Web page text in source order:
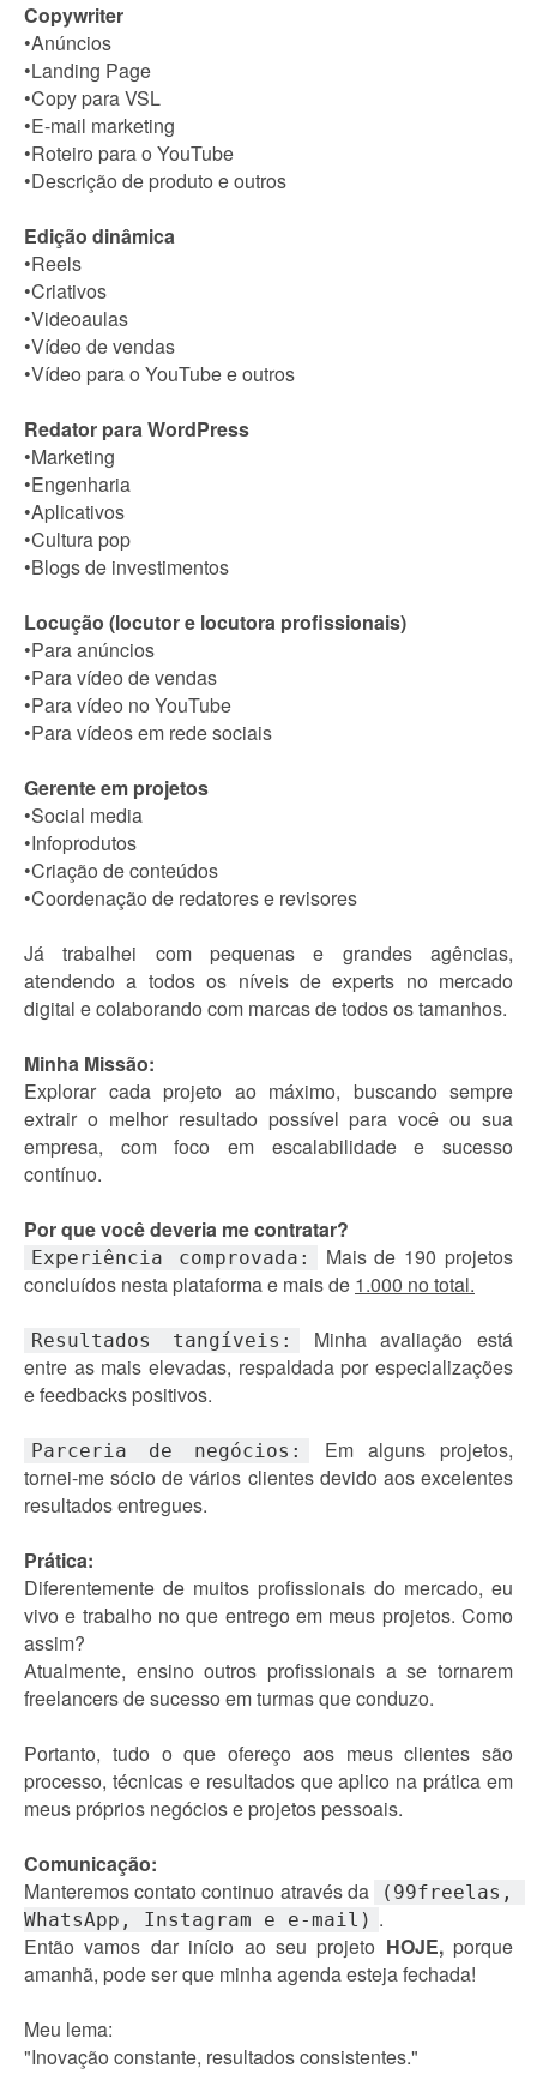
Copywriter
•Anúncios
•Landing Page
•Copy para VSL
•E-mail marketing
•Roteiro para o YouTube
•Descrição de produto e outros
Edição dinâmica
•Reels
•Criativos
•Videoaulas
•Vídeo de vendas
•Vídeo para o YouTube e outros
Redator para WordPress
•Marketing
•Engenharia
•Aplicativos
•Cultura pop
•Blogs de investimentos
Locução (locutor e locutora profissionais)
•Para anúncios
•Para vídeo de vendas
•Para vídeo no YouTube
•Para vídeos em rede sociais
Gerente em projetos
•Social media
•Infoprodutos
•Criação de conteúdos
•Coordenação de redatores e revisores
Já trabalhei com pequenas e grandes agências,
atendendo a todos os níveis de experts no mercado
digital e colaborando com marcas de todos os tamanhos.
Minha Missão:
Explorar cada projeto ao máximo, buscando sempre
extrair o melhor resultado possível para você ou sua
empresa, com foco em escalabilidade e sucesso
contínuo.
Por que você deveria me contratar?
Experiência comprovada:
Mais de 190 projetos
concluídos nesta plataforma e mais de 1.000 no total.
Resultados tangíveis:
Minha avaliação está
entre as mais elevadas, respaldada por especializações
e feedbacks positivos.
Parceria de negócios:
Em alguns projetos,
tornei-me sócio de vários clientes devido aos excelentes
resultados entregues.
Prática:
Diferentemente de muitos profissionais do mercado, eu
vivo e trabalho no que entrego em meus projetos. Como
assim?
Atualmente, ensino outros profissionais a se tornarem
freelancers de sucesso em turmas que conduzo.
Portanto, tudo o que ofereço aos meus clientes são
processo, técnicas e resultados que aplico na prática em
meus próprios negócios e projetos pessoais.
Comunicação:
Manteremos contato continuo através da
(99freelas,
WhatsApp, Instagram e e-mail) .
Então vamos dar início ao seu projeto HOJE,porque
amanhã, pode ser que minha agenda esteja fechada!
Meu lema:
"Inovação constante, resultados consistentes."